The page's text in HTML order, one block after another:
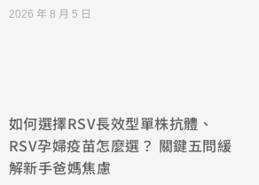
2026 年 8 月 5 日
如何選擇RSV長效型單株抗體、
RSV孕婦疫苗怎麼選？ 關鍵五問緩
解新手爸媽焦慮